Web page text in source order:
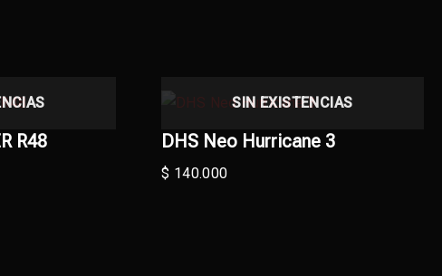
R48
SIN EXISTENCIAS
DHS Neo Hurricane 3
$ 140.000